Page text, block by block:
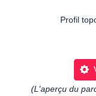
Profil
(L'aperçu du